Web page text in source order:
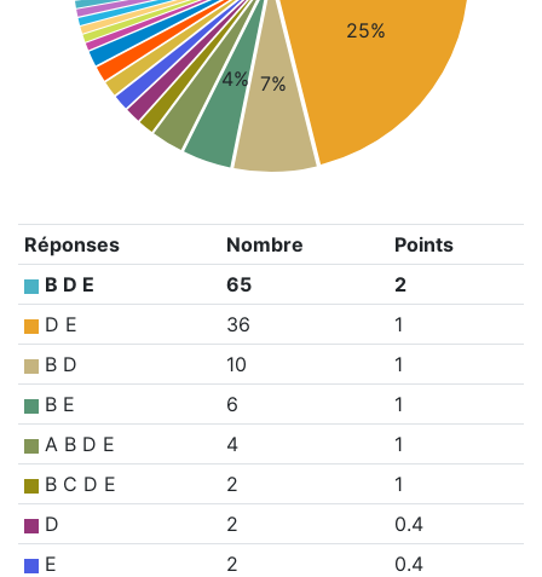
25%
7%
4%
Réponses Nombre
Points
B D E
65
2
D E
36
1
B D
10
1
B E
6
1
A B D E
4
1
B C D E
2
1
D
2
0.4
E
2
0.4